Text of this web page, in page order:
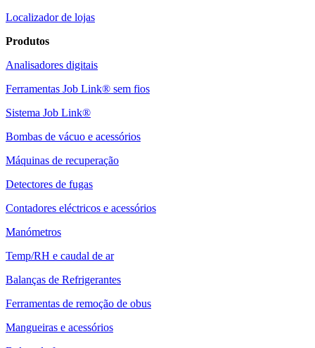
Localizador de lojas
Produtos
Analisadores digitais
Ferramentas Job Link® sem fios
Sistema Job Link®
Bombas de vácuo e acessórios
Máquinas de recuperação
Detectores de fugas
Contadores eléctricos e acessórios
Manómetros
Temp/RH e caudal de ar
Balanças de Refrigerantes
Ferramentas de remoção de obus
Mangueiras e acessórios